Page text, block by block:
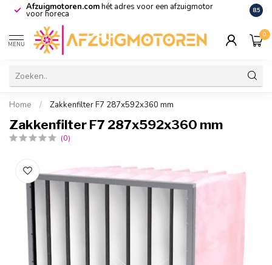
Afzuigmotoren.comhét adres voor een afzuigmotor
voor horeca De
8.5
MENU
0
Home / Zakkenfilter F7 287x592x360 mm
Zakkenfilter F7 287x592x360 mm
(0)